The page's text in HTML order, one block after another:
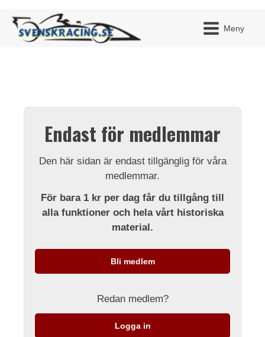
Meny
Endast för medlemmar
Den här sidan är endast tillgänglig för våra
medlemmar.
För bara 1 kr per dag får du tillgång till
alla funktioner och hela vårt historiska
material.
Bli medlem
Redan medlem?
Logga in